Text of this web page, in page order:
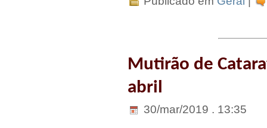
Mutirão de
abril
30/mar/2019 . 13:35